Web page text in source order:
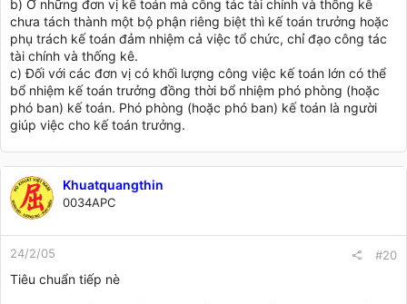
b) Ở những đơn vị kế toán mà công tác tài chính và thống kê
chưa tách thành một bộ phận riêng biệt thì kế toán trưởng hoặc
phụ trách kế toán đảm nhiệm cả việc tổ chức, chỉ đạo công tác
tài chính và thống kê.
c) Đối với các đơn vị có khối lượng công việc kế toán lớn có thể
bổ nhiệm kế toán trưởng đồng thời bổ nhiệm phó phòng (hoặc
phó ban) kế toán. Phó phòng (hoặc phó ban) kế toán là người
giúp việc cho kế toán trưởng.
Khuatquangthin
0034APC
24/2/05 #20
Tiêu chuẩn tiếp nè